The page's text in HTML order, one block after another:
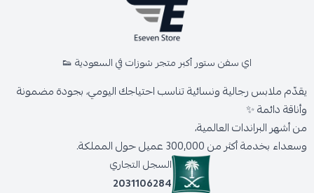
اي سفن ستور أكبر متجر شوزات في السعودية 👟
يقدّم ملابس رجالية ونسائية تناسب احتياجك اليومي، بجودة مضمونة
وأناقة دائمة ✨
من أشهر البراندات العالمية،
وسعداء بخدمة أكثر من 300,000 عميل حول المملكة.
السجل التجاري
2031106284